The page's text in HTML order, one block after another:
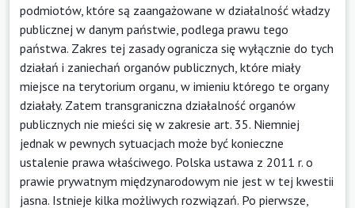
podmiotów, które są zaangażowane w działalność władzy
publicznej w danym państwie, podlega prawu tego
państwa. Zakres tej zasady ogranicza się wyłącznie do tych
działań i zaniechań organów publicznych, które miały
miejsce na terytorium organu, w imieniu którego te organy
działały. Zatem transgraniczna działalność organów
publicznych nie mieści się w zakresie art. 35. Niemniej
jednak w pewnych sytuacjach może być konieczne
ustalenie prawa właściwego. Polska ustawa z 2011 r. o
prawie prywatnym międzynarodowym nie jest w tej kwestii
jasna. Istnieje kilka możliwych rozwiązań. Po pierwsze,